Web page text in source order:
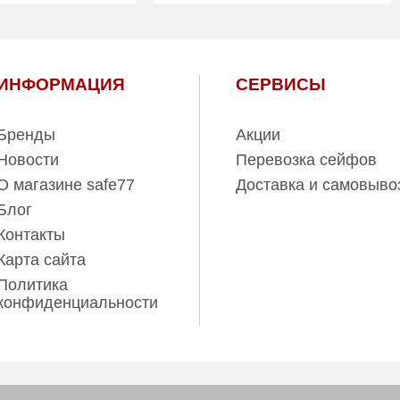
20.00 24.00
магазине safe77
сайта
СЕРВИСЫ
Акции
Перевозка сейфов
Доставка и